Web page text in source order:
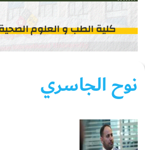
نوح الجاسري